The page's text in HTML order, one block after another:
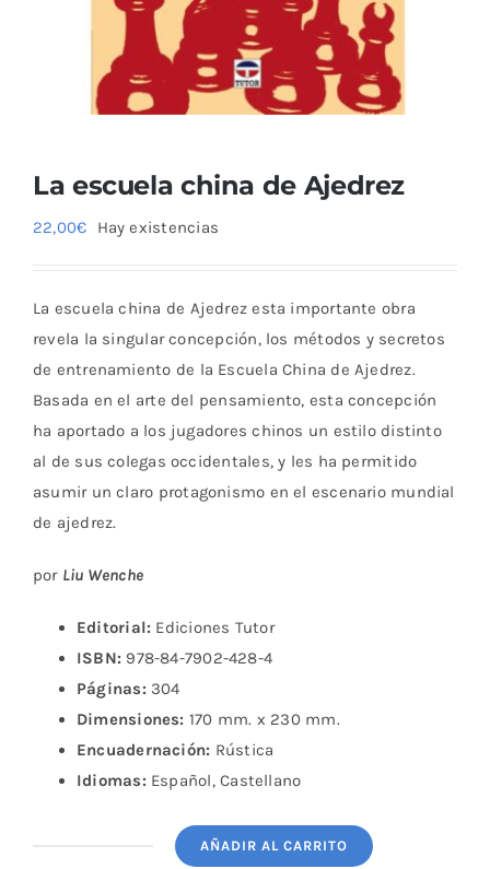
La escuela china de Ajedrez
22,00€ Hay existencias
La escuela china de Ajedrez esta importante obra
revela la singular concepción, los métodos y secretos
de entrenamiento de la Escuela China de Ajedrez.
Basada en el arte del pensamiento, esta concepción
ha aportado a los jugadores chinos un estilo distinto
al de sus colegas occidentales, y les ha permitido
asumir un claro protagonismo en el escenario mundial
de ajedrez.
por Liu Wenche
Editorial: Ediciones Tutor
ISBN: 978-84-7902-428-4
Páginas: 304
Dimensiones: 170 mm. x 230 mm.
Encuadernación: Rústica
Idiomas: Español, Castellano
AÑADIR AL CARRITO